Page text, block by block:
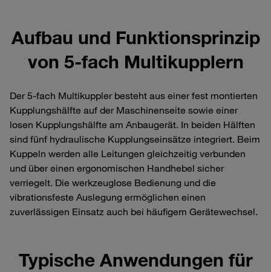
Aufbau und Funktionsprinzip
von 5‑fach Multikupplern
Der 5‑fach Multikuppler besteht aus einer fest montierten
Kupplungshälfte auf der Maschinenseite sowie einer
losen Kupplungshälfte am Anbaugerät. In beiden Hälften
sind fünf hydraulische Kupplungseinsätze integriert. Beim
Kuppeln werden alle Leitungen gleichzeitig verbunden
und über einen ergonomischen Handhebel sicher
verriegelt. Die werkzeuglose Bedienung und die
vibrationsfeste Auslegung ermöglichen einen
zuverlässigen Einsatz auch bei häufigem Gerätewechsel.
Typische Anwendungen für